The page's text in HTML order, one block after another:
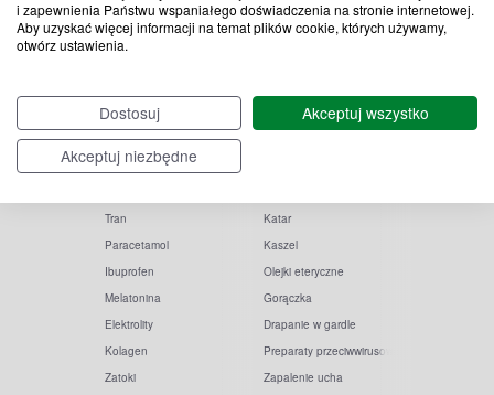
i zapewnienia Państwu wspaniałego doświadczenia na stronie internetowej.
Aby uzyskać więcej informacji na temat plików cookie, których używamy,
otwórz ustawienia.
Dostosuj
Akceptuj wszystko
Akceptuj niezbędne
Popularne zapytania
Witamina D
Witamina C
Tran
Paracetamol
Ibuprofen
Melatonina
Elektrolity
Kolagen
Zatoki
Przeziębienie i grypa
Katar
Kaszel
Olejki eteryczne
Gorączka
Drapanie w gardle
Preparaty przeciwwirusowe
Zapalenie ucha